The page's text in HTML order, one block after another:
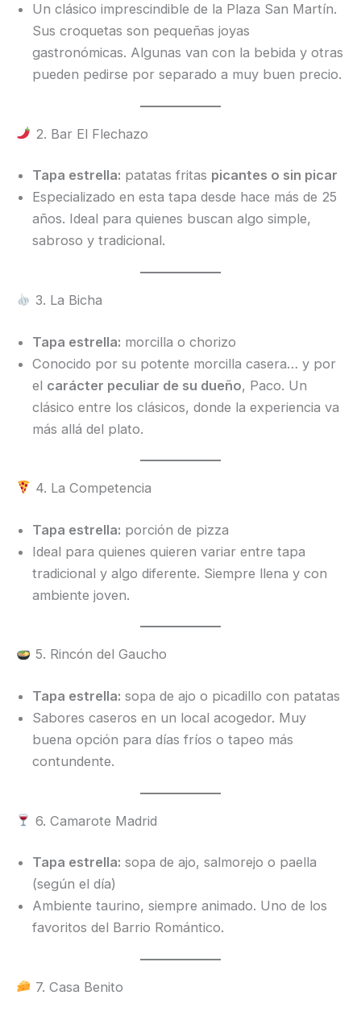
Un clásico imprescindible de la Plaza San Martín.
Sus croquetas son pequeñas joyas
gastronómicas. Algunas van con la bebida y otras
pueden pedirse por separado a muy buen precio.
2. Bar El Flechazo
Tapa estrella: patatas fritas picantes o sin picar
Especializado en esta tapa desde hace más de 25
años. Ideal para quienes buscan algo simple,
sabroso y tradicional.
3. La Bicha
Tapa estrella: morcilla o chorizo
Conocido por su potente morcilla casera… y por
el carácter peculiar de su dueño, Paco. Un
clásico entre los clásicos, donde la experiencia va
más allá del plato.
4. La Competencia
Tapa estrella: porción de pizza
Ideal para quienes quieren variar entre tapa
tradicional y algo diferente. Siempre llena y con
ambiente joven.
5. Rincón del Gaucho
Tapa estrella: sopa de ajo o picadillo con patatas
Sabores caseros en un local acogedor. Muy
buena opción para días fríos o tapeo más
contundente.
6. Camarote Madrid
Tapa estrella: sopa de ajo, salmorejo o paella
(según el día)
Ambiente taurino, siempre animado. Uno de los
favoritos del Barrio Romántico.
7. Casa Benito